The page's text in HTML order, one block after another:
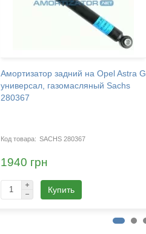
Амортизатор задний на Opel Astra G
универсал, газомасляный Sachs
280367
SACHS 280367
1940 грн
Купить